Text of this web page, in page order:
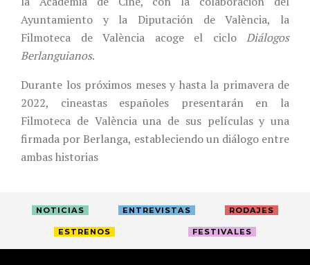
Ayuntamiento y la Diputación de València, la
Filmoteca de València acoge el ciclo Diálogos
Berlanguianos.
Durante los próximos meses y hasta la primavera de
2022, cineastas españoles presentarán en la
Filmoteca de València una de sus películas y una
firmada por Berlanga, estableciendo un diálogo entre
ambas historias
NOTICIAS ENTREVISTAS RODAJES
ESTRENOS FESTIVALES